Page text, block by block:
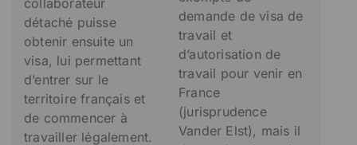
détaché puisse
obtenir ensuite un
visa, lui permettant
d’entrer sur le
territoire français et
de commencer à
travailler légalement.
demande de visa de
travail et
d’autorisation de
travail pour venir en
France
(jurisprudence
Vander Elst), mais il